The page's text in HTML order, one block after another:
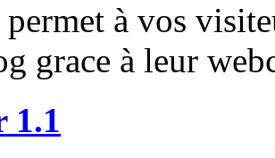
à vos
grace à leur
1.1